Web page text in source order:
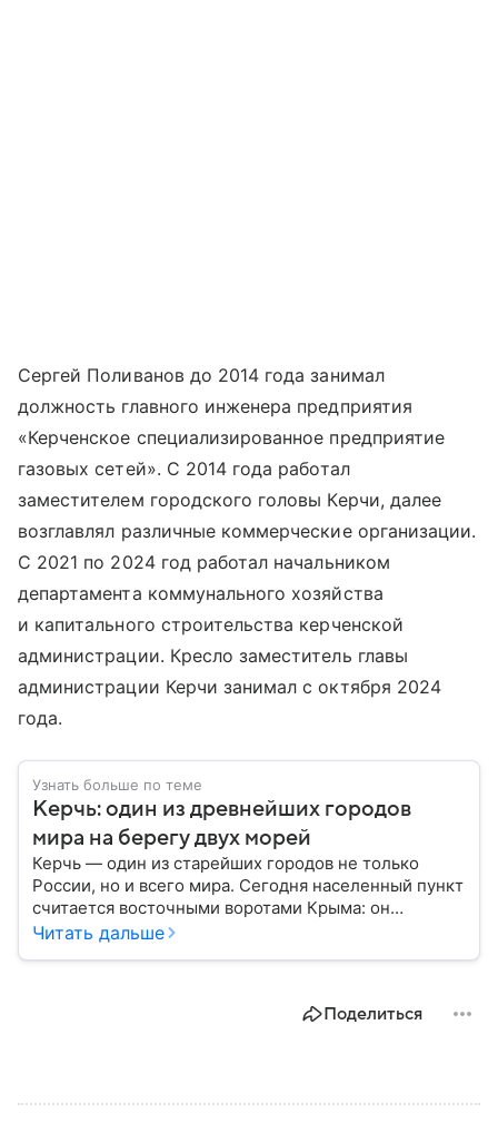
Сергей Поливанов до 2014 года занимал
должность главного инженера предприятия
«Керченское специализированное предприятие
газовых сетей». С 2014 года работал
заместителем городского головы Керчи, далее
возглавлял различные коммерческие организации.
С 2021 по 2024 год работал начальником
департамента коммунального хозяйства
и капитального строительства керченской
администрации. Кресло заместитель главы
администрации Керчи занимал с октября 2024
года.
Узнать больше по теме
Керчь: один из древнейших городов
мира на берегу двух морей
Керчь — один из старейших городов не только
России, но и всего мира. Сегодня населенный пункт
считается восточными воротами Крыма: он
известен богатым археологическим наследием,
Читать дальше
Поделиться